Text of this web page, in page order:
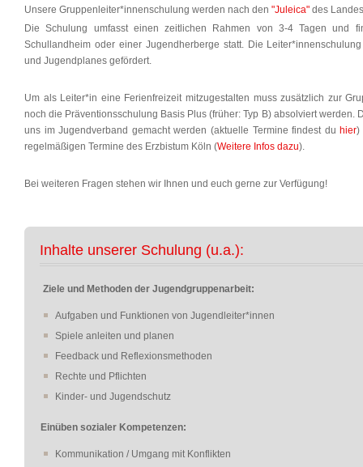
Unsere Gruppenleiter*innenschulung werden nach den "Juleica" des
Die Schulung umfasst einen zeitlichen Rahmen von 3-4 Tagen und
Schullandheim oder einer Jugendherberge statt. Die
und Jugendplanes gefördert.
Um als Leiter*in eine Ferienfreizeit mitzugestalten muss zusätzlich zur
noch die Präventionsschulung Basis Plus (früher: Typ B) absolviert werden.
uns im Jugendverband gemacht werden (aktuelle Termine findest du hier)
regelmäßigen Termine des Erzbistum Köln (Weitere Infos dazu).
Bei weiteren Fragen stehen wir Ihnen und euch gerne zur Verfügung!
Inhalte unserer Schulung (u.a.):
Ziele und Methoden der Jugendgruppenarbeit:
Aufgaben und Funktionen von Jugendleiter*innen
Spiele anleiten und planen
Feedback und Reflexionsmethoden
Rechte und Pflichten
Kinder- und Jugendschutz
Einüben sozialer Kompetenzen:
Kommunikation / Umgang mit Konflikten